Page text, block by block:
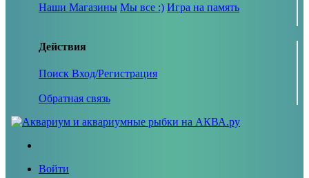
Наши Магазины Мы все :) Игра на память
Действия
Поиск Вход/Регистрация
Обратная связь
Войти